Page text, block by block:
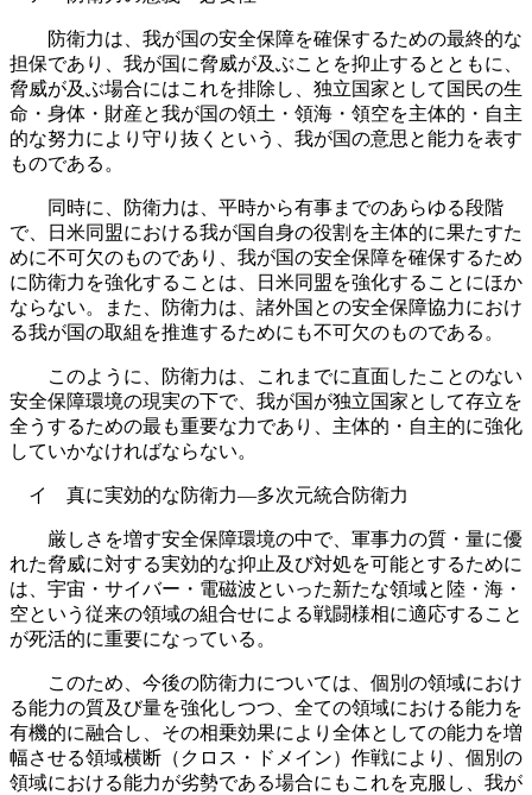
防衛力は、我が国の安全保障を確保するための最終的な
担保であり、我が国に脅威が及ぶことを抑止するとともに、
脅威が及ぶ場合にはこれを排除し、独立国家として国民の生
命・身体・財産と我が国の領土・領海・領空を主体的・自主
的な努力により守り抜くという、我が国の意思と能力を表す
ものである。
同時に、防衛力は、平時から有事までのあらゆる段階
で、日米同盟における我が国自身の役割を主体的に果たすた
めに不可欠のものであり、我が国の安全保障を確保するため
に防衛力を強化することは、日米同盟を強化することにほか
ならない。また、防衛力は、諸外国との安全保障協力におけ
る我が国の取組を推進するためにも不可欠のものである。
このように、防衛力は、これまでに直面したことのない
安全保障環境の現実の下で、我が国が独立国家として存立を
全うするための最も重要な力であり、主体的・自主的に強化
していかなければならない。
イ 真に実効的な防衛力―多次元統合防衛力
厳しさを増す安全保障環境の中で、軍事力の質・量に優
れた脅威に対する実効的な抑止及び対処を可能とするために
は、宇宙・サイバー・電磁波といった新たな領域と陸・海・
空という従来の領域の組合せによる戦闘様相に適応すること
が死活的に重要になっている。
このため、今後の防衛力については、個別の領域におけ
る能力の質及び量を強化しつつ、全ての領域における能力を
有機的に融合し、その相乗効果により全体としての能力を増
幅させる領域横断（クロス・ドメイン）作戦により、個別の
領域における能力が劣勢である場合にもこれを克服し、我が